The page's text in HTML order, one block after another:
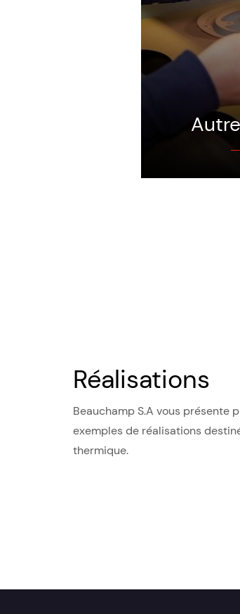
Réalisations
Beauchamp S.A vous présente
exemples de réalisations
thermique.